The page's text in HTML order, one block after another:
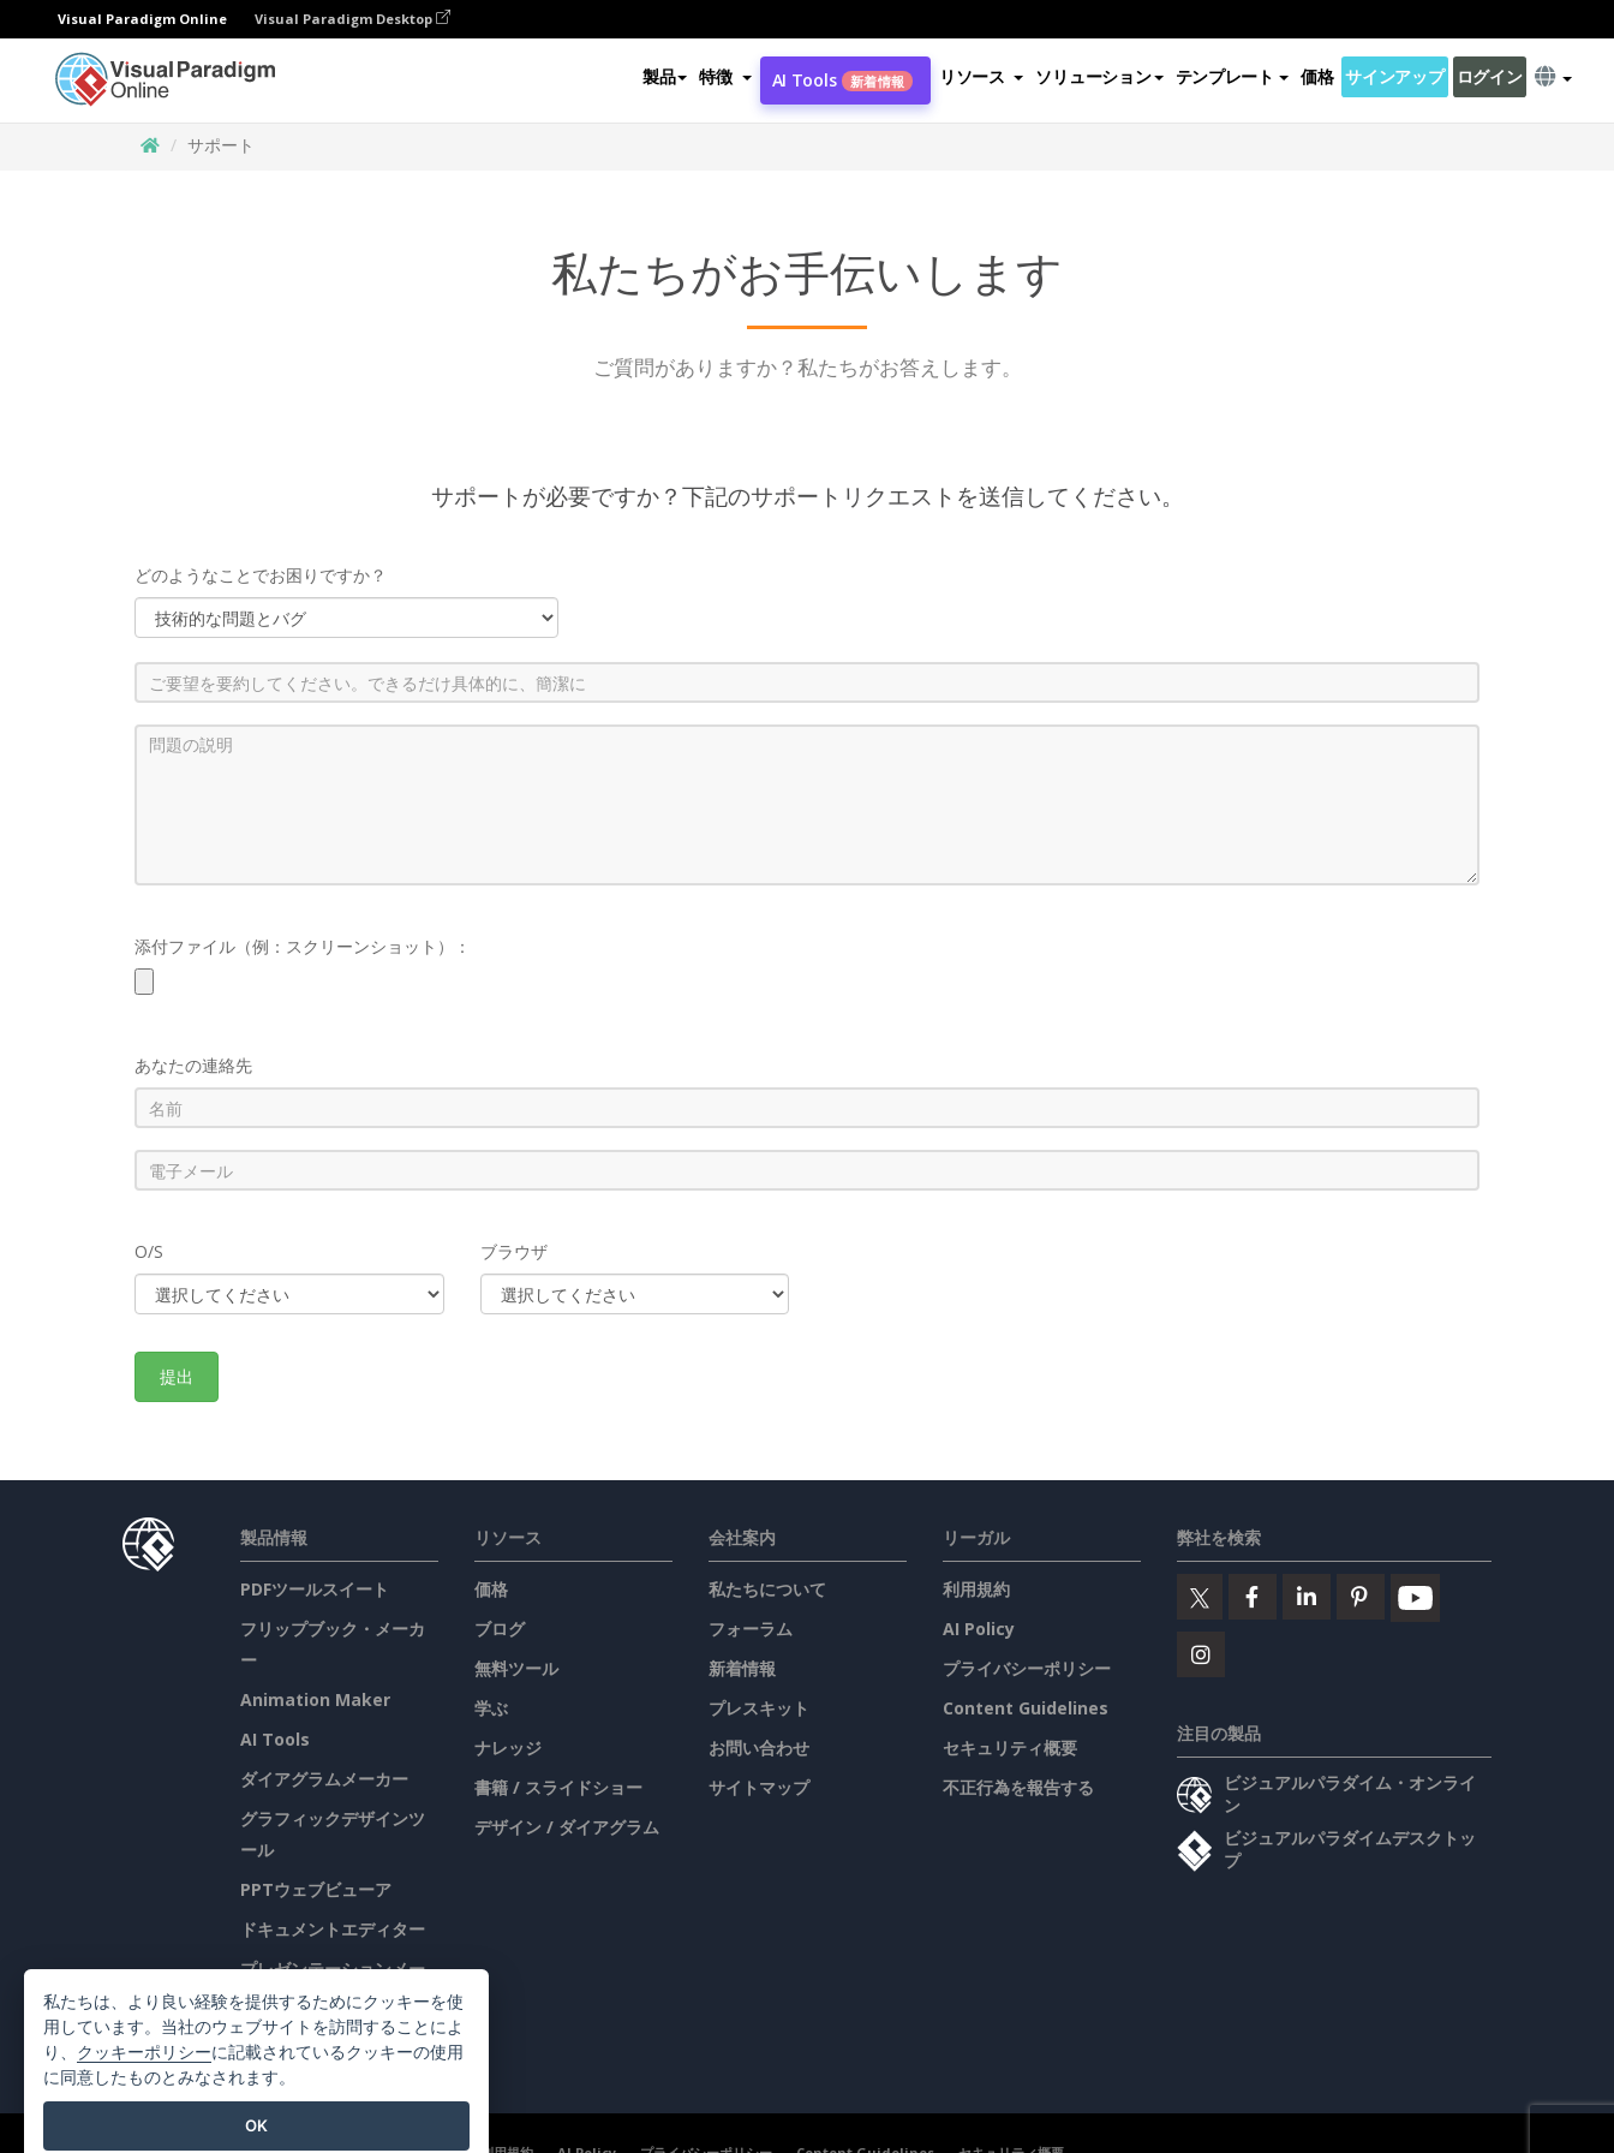
Visual Paradigm Online Visual Paradigm Desktop
製品 特徴 AI Tools 新着情報 リソース ソリューション テンプレート 価格 サインアップ ログイン
サポート
私たちがお手伝いします
ご質問がありますか？私たちがお答えします。
サポートが必要ですか？下記のサポートリクエストを送信してください。
どのようなことでお困りですか？
添付ファイル（例：スクリーンショット）：
あなたの連絡先
O/S ブラウザ
製品情報
PDFツールスイート
フリップブック・メーカ
ー
Animation Maker
AI Tools
ダイアグラムメーカー
グラフィックデザインツ
ール
PPTウェブビューア
ドキュメントエディター
プレゼンテーションメー
カー
表計算エディター
リソース
価格
ブログ
無料ツール
学ぶ
ナレッジ
書籍 / スライドショー
デザイン / ダイアグラム
会社案内
私たちについて
フォーラム
新着情報
プレスキット
お問い合わせ
サイトマップ
リーガル
利用規約
AI Policy
プライバシーポリシー
Content Guidelines
セキュリティ概要
不正行為を報告する
弊社を検索
注目の製品
ビジュアルパラダイム・オンライ
ン
ビジュアルパラダイムデスクトッ
プ
私たちは、より良い経験を提供するためにクッキーを使
用しています。当社のウェブサイトを訪問することによ
り、 クッキーポリシーに記載されているクッキーの使用
に同意したものとみなされます。
OK